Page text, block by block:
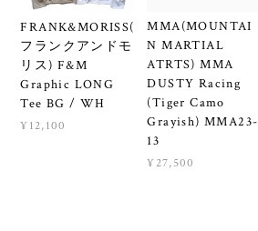
FRANK&MORISS(
フランクアンドモ
リス) F&M
Graphic LONG
Tee BG / WH
¥12,100
MMA(MOUNTAI
N MARTIAL
ATRTS) MMA
DUSTY Racing
(Tiger Camo
Grayish) MMA23-
13
¥27,500